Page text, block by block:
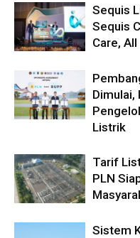
Sequis
Sequis
Care, All
Dimulai,
Listrik
Tarif
PLN
Sistem